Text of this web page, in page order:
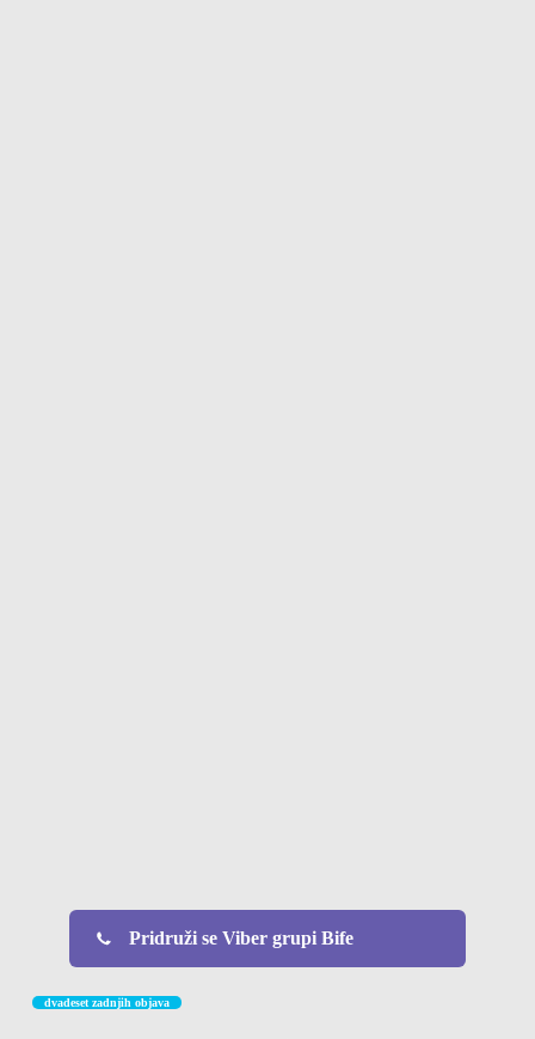
Pridruži se Viber grupi Bife
dvadeset zadnjih objava